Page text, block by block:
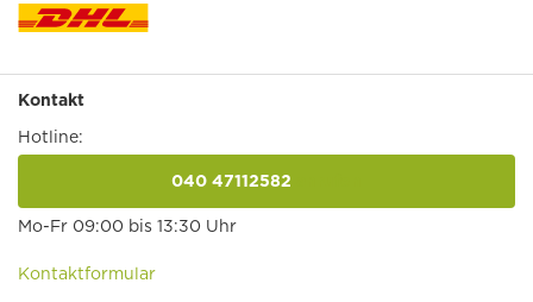
Kontakt
Hotline:
040 47112582
Mo-Fr 09:00 bis 13:30 Uhr
Kontaktformular